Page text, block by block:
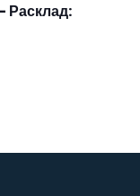
гитаре —
Расклад: